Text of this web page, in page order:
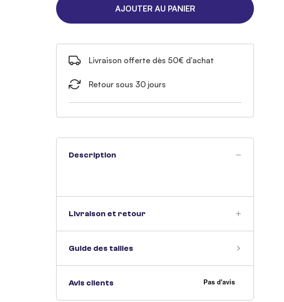
AJOUTER AU PANIER
Livraison offerte dès 50€ d'achat
Retour sous 30 jours
Description
Livraison et retour
Guide des tailles
Avis clients